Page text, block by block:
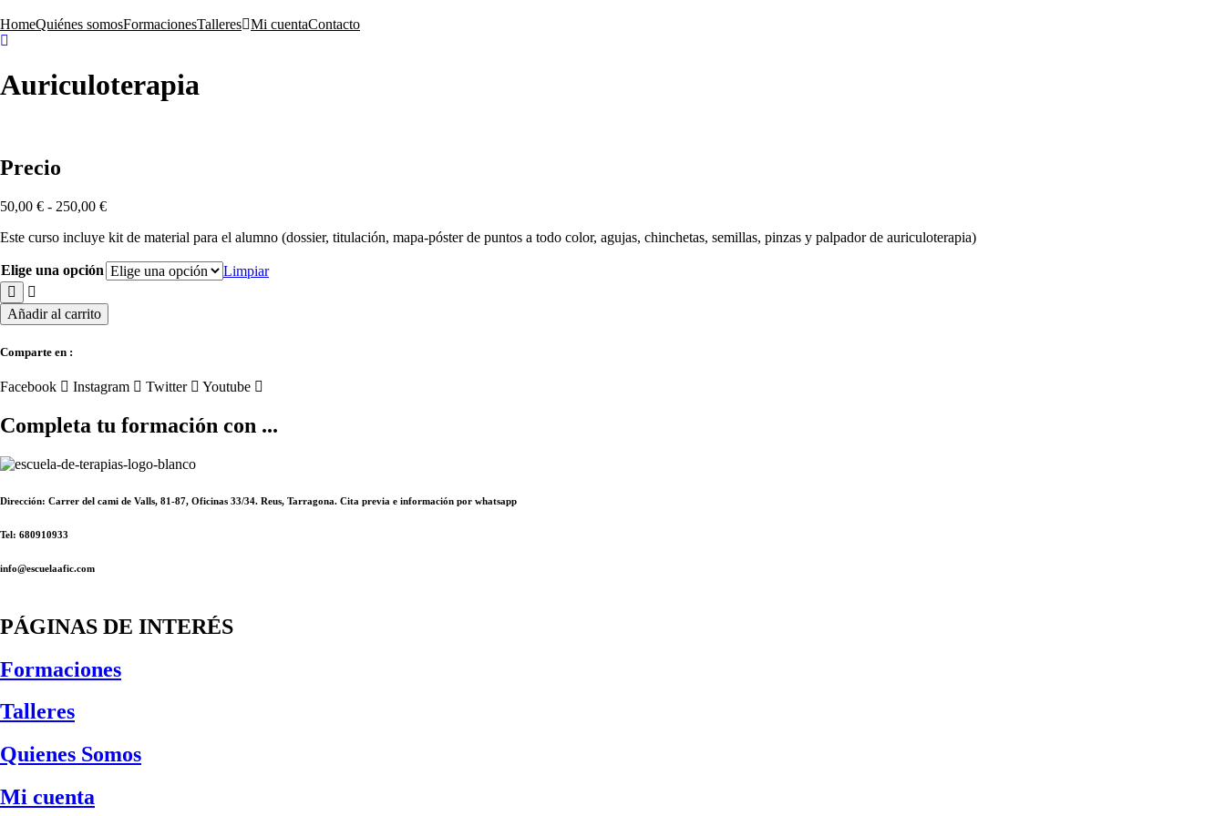
to
content
HomeQuiénes somosFormacionesTalleres Mi cuentaContacto
Auriculoterapia
Precio
50,00 € - 250,00 €Rango
precios:
50,00 €
250,00 €
Este curso incluye kit de material para el alumno (dossier, titulación, mapa-póster de puntos a todo color, agujas, chinchetas, semillas, pinzas y palpador de auriculoterapia)
Elige una opción Limpiar
Auriculoterapia
cantidad
Añadir al carrito
Comparte en :
Facebook Instagram Twitter Youtube
Completa tu formación con ...
Dirección: Carrer del cami de Valls, 81-87, Oficinas 33/34. Reus, Tarragona. Cita previa e información por whatsapp
Tel: 680910933
info@escuelaafic.com
PÁGINAS DE INTERÉS
Formaciones
Talleres
Quienes Somos
Mi cuenta